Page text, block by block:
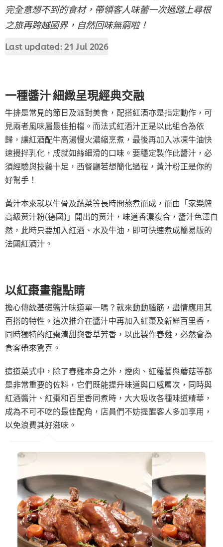
完全意想不到的食材，帶領客人味蕾一次過踏上尋根
之旅再跨越國界，自然回味無窮啦！
Last updated: 21 Jul 2026
一種醬汁 細緻呈現經典交融
牛排是常見的節日及派對美食，配搭紅酒亦是指定動作，可
見兩者風味屬最佳拍檔。而法式紅酒汁正是以此組合為依
歸，讓紅酒配牛高湯慢火濃縮烹煮，最後再加入冰凍牛油快
速攪拌乳化，成就如絲細滑的口味。要穩定製作此醬汁，必
須經驗與技藝十足，西餐廳若想簡化過程，黃汁粉正是你的
好幫手！
黃汁本來就以牛骨及蔬菜等長時間熬煮而成，而由「家樂牌
高級黃汁粉(德國)」開出的黃汁，味道香濃複合，醬汁色澤自
然，此時只要加入紅酒、水及牛油，即可快速煮成簡易版的
法國紅酒汁。
以紅棗畫龍點睛
擔心傳統基礎醬汁味道單一嗎？就來動動腦筋，盡情應用其
百搭的特性。這次推介在醬汁中再加入紅棗及新鮮百里香，
同時獨特的紅棗清甜與香草芳香，以此製作春雞，必然會為
食客帶來驚喜。
這道菜式中，除了春雞本身之外，煙肉、紅蘿蔔與蘑菇等都
是非常重要的佐料，它們既能提升味道與口感層次，同時與
紅酒醬汁、紅棗和百里香同煮時，大大吸收各種味道精華，
成為不可不吃的最佳配角，店員們不妨提醒客人多加享用，
以免浪費其好滋味。